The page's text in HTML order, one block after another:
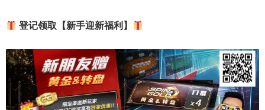
登记领取【新手迎新福利】